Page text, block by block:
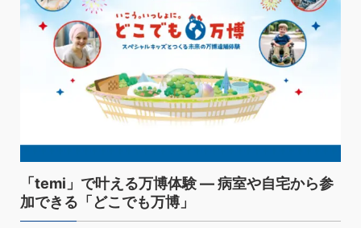
「temi」で叶える万博体験 — 病室や自宅から参
加できる「どこでも万博」